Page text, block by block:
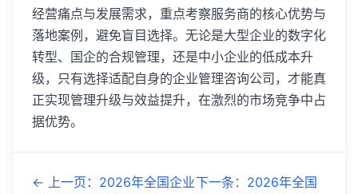
经营痛点与发展需求，重点考察服务商的核心优势与
落地案例，避免盲目选择。无论是大型企业的数字化
转型、国企的合规管理，还是中小企业的低成本升
级，只有选择适配自身的企业管理咨询公司，才能真
正实现管理升级与效益提升，在激烈的市场竞争中占
据优势。
← 上一页 ： 2026年全国企业下一条 ： 2026年全国